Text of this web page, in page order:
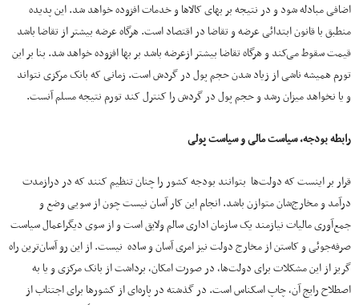
اضافی مبادله شود و در نتیجه بر بهای کالاها و خدمات افزوده خواهد شد. این پدیده
منطبق با قانون ابتدائی عرضه و تقاضا در اقتصاد است. هرگاه عرضه بیشتر از تقاضا باشد
قیمت سقوط می‌کند و هرگاه تقاضا بیشتر ازعرضه باشد بر بها افزوده خواهد شد. بنا بر این
تورم همیشه ناشی از زیاد شدن حجم پول در گردش است. زمانی که بانک مرکزی نتواند
و یا نخواهد میزان رشد و حجم پول در گردش را کنترل کند تورم نتیجه مسلم آنست.
رابطه بودجه، سیاست مالی و سیاست پولی
قرار بر اینست که دولت‌ها بتوانند بودجه کشور را چنان تنظیم کنند که در درازمدت
درآمد و مخارج‌شان متوازن باشد. انجام این کار آسان نیست چون از سویی وضع و
جمع‌آوری مالیات نیازمند یک سازمان اداری سالم ولایق است و از سوی دیگراعمال سیاست
صرفه‌جوئی و کاستن از مخارج دولت نیز امری آسان و ساده نیست. از این رو آسان‌ترین راه
گریز از این مشکلات برای دولت‌ها، در صورت امکان، برداشت از بانک مرکزی و یا به
اصطلاح رایج آن، چاپ اسکناس است. در گذشته در پاره‌ای از کشورها برای اجتناب از